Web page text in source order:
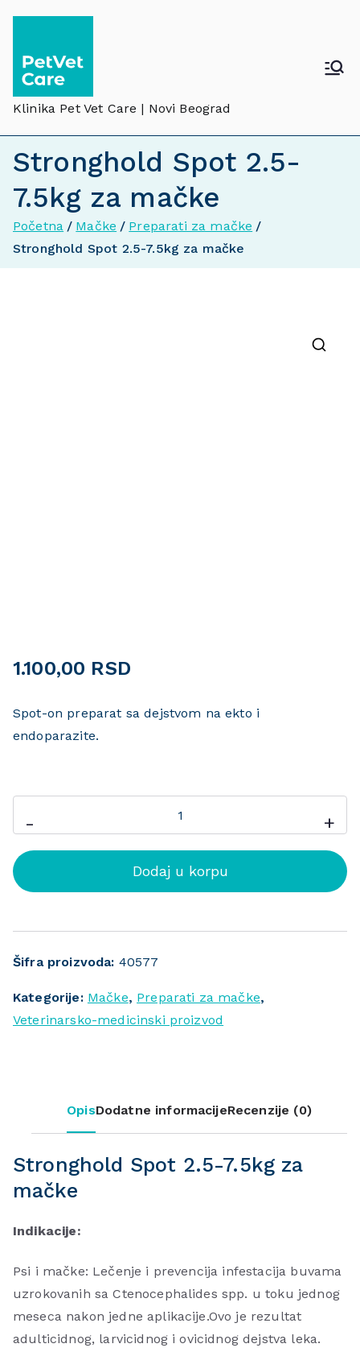
Klinika Pet Vet Care | Novi Beograd
Stronghold Spot 2.5-
7.5kg za mačke
Početna Mačke
Preparati za mačke
Stronghold Spot 2.5-7.5kg za mačke
1.100,00 RSD
Spot-on preparat sa dejstvom na ekto i
endoparazite.
- +
Dodaj u korpu
Šifra proizvoda: 40577
Kategorije: Mačke, Preparati za mačke,
Veterinarsko-medicinski proizvod
OpisDodatne informacijeRecenzije (0)
Stronghold Spot 2.5-7.5kg za
mačke
Indikacije:
Psi i mačke: Lečenje i prevencija infestacija buvama
uzrokovanih sa Ctenocephalides spp. u toku jednog
meseca nakon jedne aplikacije.Ovo je rezultat
adulticidnog, larvicidnog i ovicidnog dejstva leka.